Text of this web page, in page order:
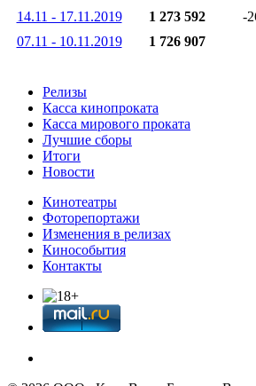
14.11 - 17.11.2019
1 273 592 -
07.11 - 10.11.2019
1 726 907
Релизы
Касса кинопроката
Касса мирового проката
Лучшие сборы
Итоги
Новости
Кинотеатры
Фоторепортажи
Изменения в релизах
Кинособытия
Контакты